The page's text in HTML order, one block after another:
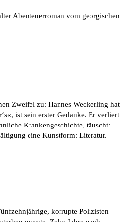
Abenteuerroman vom georgischen
Zweifel zu: Hannes Weckerling hat
ist sein erster Gedanke. Er verliert
Krankengeschichte, täuscht:
eine Kunstform: Literatur.
korrupte Polizisten –